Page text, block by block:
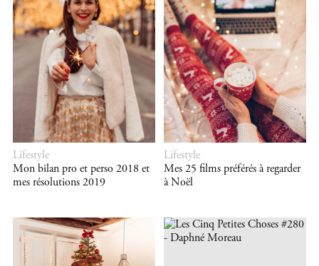
Lifestyle
Mon bilan pro et perso 2018 et
mes résolutions 2019
Lifestyle
Mes 25 films préférés à regarder
à Noël